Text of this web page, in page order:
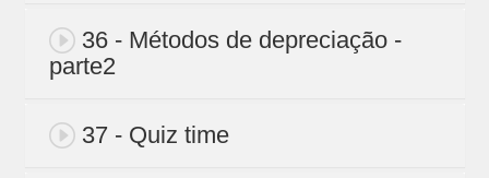
36 - Métodos de depreciação -
parte2
37 - Quiz time